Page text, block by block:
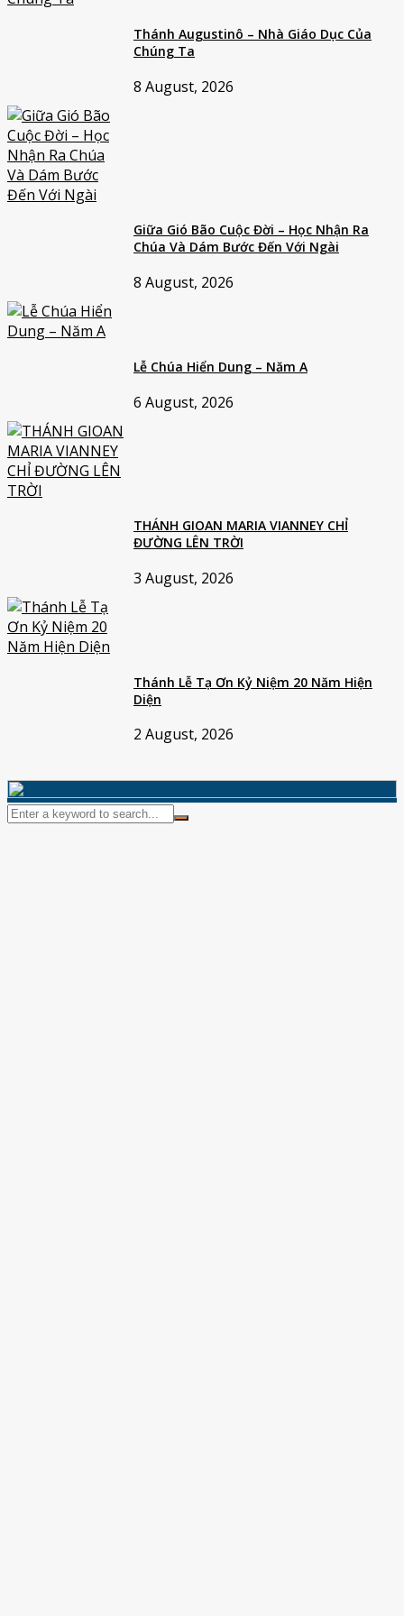
Thánh Augustinô – Nhà Giáo Dục Của
Chúng Ta
8 August, 2026
Giữa Gió Bão Cuộc Đời – Học Nhận Ra
Chúa Và Dám Bước Đến Với Ngài
8 August, 2026
Lễ Chúa Hiển Dung – Năm A
6 August, 2026
THÁNH GIOAN MARIA VIANNEY CHỈ
ĐƯỜNG LÊN TRỜI
3 August, 2026
Thánh Lễ Tạ Ơn Kỷ Niệm 20 Năm Hiện
Diện
2 August, 2026